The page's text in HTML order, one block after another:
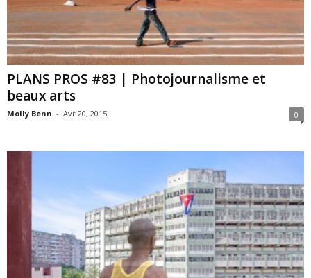
PLANS PROS #83 | Photojournalisme et
beaux arts
Molly Benn - Avr 20, 2015 0